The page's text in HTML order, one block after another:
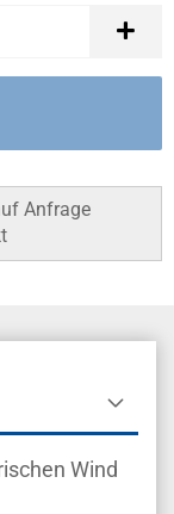
Anfrage
Wind